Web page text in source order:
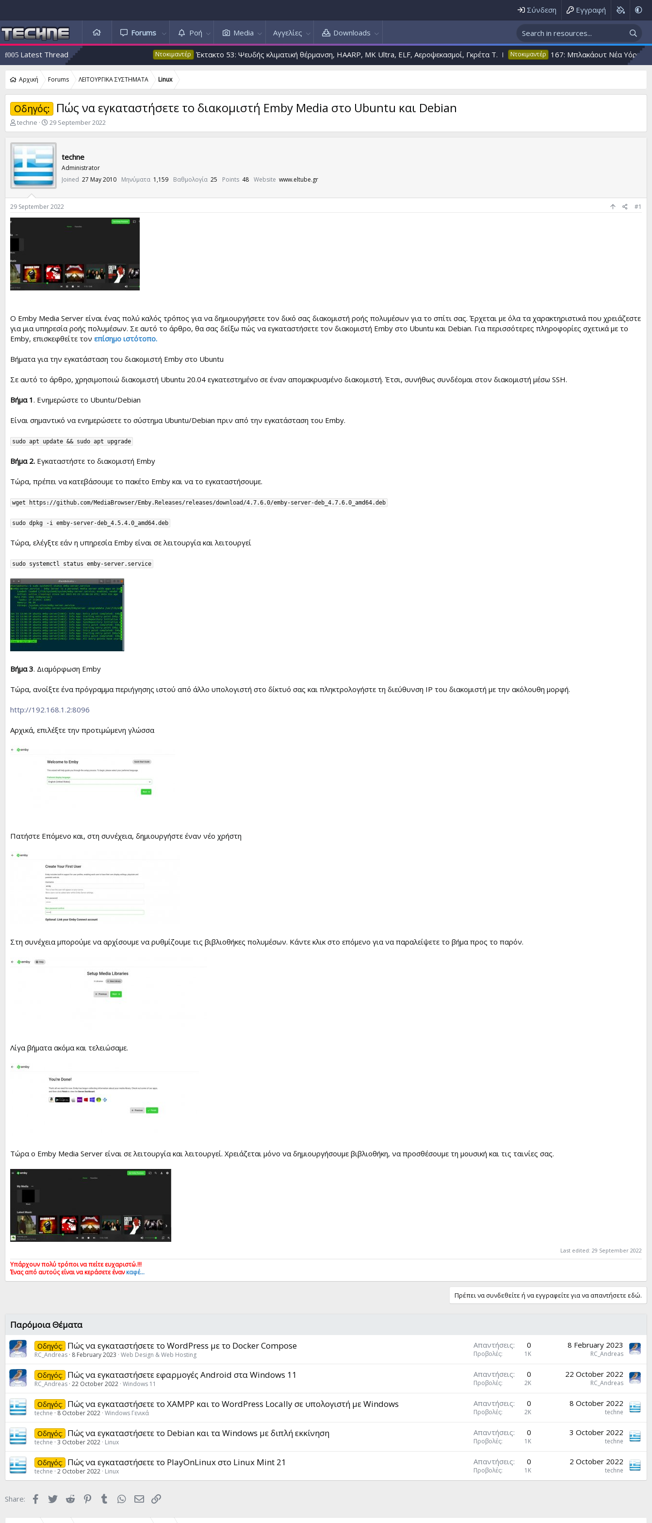
Σύνδεση Εγγραφή
Forums Ροή Media Αγγελίες Downloads
Latest Thread Ντοκιμαντέρ Έκτακτο 53: Ψευδής κλιματική θέρμανση, HAARP, MK Ultra, ELF, Αεροψεκασμοί, Γκρέτα T. Ντοκιμαντέρ 167: Μπλακάουτ Nέα Υόρκη Μάχη
Αρχική Forums ΛΕΙΤΟΥΡΓΙΚΑ ΣΥΣΤΗΜΑΤΑ Linux
Οδηγός: Πώς να εγκαταστήσετε το διακομιστή Emby Media στο Ubuntu και Debian
T
h
e
a
d
s
t
a
r
t
e
techne
S
t
r
t
d
a
t
e
29 September 2022
techne
Administrator
Joined 27 May 2010 Μηνύματα 1,159 Βαθμολογία 25 Points 48 Website www.eltube.gr
29 September 2022 #1
Ο Emby Media Server είναι ένας πολύ καλός τρόπος για να δημιουργήσετε τον δικό σας διακομιστή ροής πολυμέσων για το σπίτι σας. Έρχεται με όλα τα χαρακτηριστικά που χρειάζεστε
για μια υπηρεσία ροής πολυμέσων. Σε αυτό το άρθρο, θα σας δείξω πώς να εγκαταστήσετε τον διακομιστή Emby στο Ubuntu και Debian. Για περισσότερες πληροφορίες σχετικά με το
Emby, επισκεφθείτε τον επίσημο ιστότοπο.
Βήματα για την εγκατάσταση του διακομιστή Emby στο Ubuntu
Σε αυτό το άρθρο, χρησιμοποιώ διακομιστή Ubuntu 20.04 εγκατεστημένο σε έναν απομακρυσμένο διακομιστή. Έτσι, συνήθως συνδέομαι στον διακομιστή μέσω SSH.
Βήμα 1. Ενημερώστε το Ubuntu/Debian
Είναι σημαντικό να ενημερώσετε το σύστημα Ubuntu/Debian πριν από την εγκατάσταση του Emby.
sudo apt update && sudo apt upgrade
Βήμα 2. Εγκαταστήστε το διακομιστή Emby
Τώρα, πρέπει να κατεβάσουμε το πακέτο Emby και να το εγκαταστήσουμε.
wget https://github.com/MediaBrowser/Emby.Releases/releases/download/4.7.6.0/emby-server-deb_4.7.6.0_amd64.deb
sudo dpkg -i emby-server-deb_4.5.4.0_amd64.deb
Τώρα, ελέγξτε εάν η υπηρεσία Emby είναι σε λειτουργία και λειτουργεί
sudo systemctl status emby-server.service
Βήμα 3. Διαμόρφωση Emby
Τώρα, ανοίξτε ένα πρόγραμμα περιήγησης ιστού από άλλο υπολογιστή στο δίκτυό σας και πληκτρολογήστε τη διεύθυνση IP του διακομιστή με την ακόλουθη μορφή.
http://192.168.1.2:8096
Αρχικά, επιλέξτε την προτιμώμενη γλώσσα
Πατήστε Επόμενο και, στη συνέχεια, δημιουργήστε έναν νέο χρήστη
Στη συνέχεια μπορούμε να αρχίσουμε να ρυθμίζουμε τις βιβλιοθήκες πολυμέσων. Κάντε κλικ στο επόμενο για να παραλείψετε το βήμα προς το παρόν.
Λίγα βήματα ακόμα και τελειώσαμε.
Τώρα ο Emby Media Server είναι σε λειτουργία και λειτουργεί. Χρειάζεται μόνο να δημιουργήσουμε βιβλιοθήκη, να προσθέσουμε τη μουσική και τις ταινίες σας.
Last edited: 29 September 2022
Υπάρχουν πολύ τρόποι να πείτε ευχαριστώ.!!!
Ένας από αυτούς είναι να κεράσετε ένανκαφέ…
Πρέπει να συνδεθείτε ή να εγγραφείτε για να απαντήσετε εδώ.
Παρόμοια Θέματα
Οδηγός: Πώς να εγκαταστήσετε το WordPress με το Docker Compose
RC_Andreas 8 February 2023 Web Design & Web Hosting
Απαντήσεις 0
Προβολές 1K
8 February 2023
RC_Andreas
Οδηγός: Πώς να εγκαταστήσετε εφαρμογές Android στα Windows 11
RC_Andreas 22 October 2022 Windows 11
Απαντήσεις 0
Προβολές 2K
22 October 2022
RC_Andreas
Οδηγός: Πώς να εγκαταστήσετε το XAMPP και το WordPress Locally σε υπολογιστή με Windows
techne 8 October 2022 Windows Γενικά
Απαντήσεις 0
Προβολές 2K
8 October 2022
techne
Οδηγός: Πώς να εγκαταστήσετε το Debian και τα Windows με διπλή εκκίνηση
techne 3 October 2022 Linux
Απαντήσεις 0
Προβολές 1K
3 October 2022
techne
Οδηγός: Πώς να εγκαταστήσετε το PlayOnLinux στο Linux Mint 21
techne 2 October 2022 Linux
Απαντήσεις 0
Προβολές 1K
2 October 2022
techne
Share: FacebookTwitterReddit Pinterest
Tumblr WhatsApp
Email